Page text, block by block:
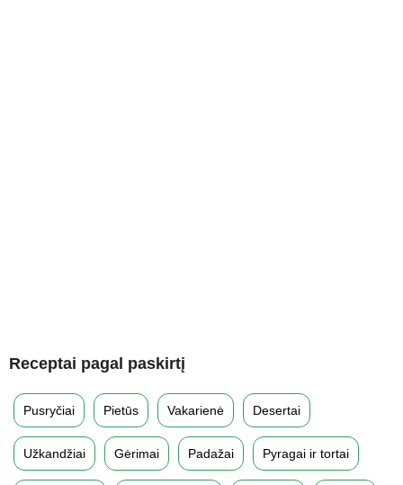
Receptai pagal paskirtį
Pusryčiai Pietūs Vakarienė Desertai
Užkandžiai Gėrimai Padažai Pyragai ir tortai